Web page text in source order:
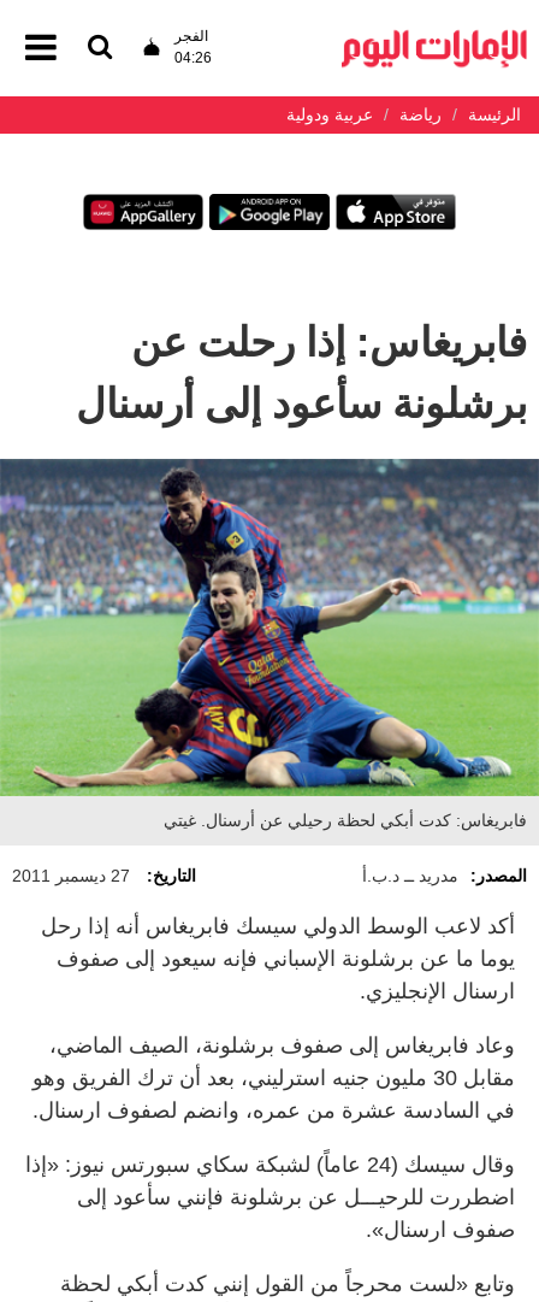
الفجر
04:26
الرئيسة رياضة عربية ودولية
فابريغاس: إذا رحلت عن
برشلونة سأعود إلى أرسنال
فابريغاس: كدت أبكي لحظة رحيلي عن أرسنال. غيتي
المصدر: مدريد ــ د.ب.أ التاريخ: 27 ديسمبر 2011
أكد لاعب الوسط الدولي سيسك فابريغاس أنه إذا رحل
يوما ما عن برشلونة الإسباني فإنه سيعود إلى صفوف
ارسنال الإنجليزي.
وعاد فابريغاس إلى صفوف برشلونة، الصيف الماضي،
مقابل 30 مليون جنيه استرليني، بعد أن ترك الفريق وهو
في السادسة عشرة من عمره، وانضم لصفوف ارسنال.
وقال سيسك (24 عاماً) لشبكة سكاي سبورتس نيوز: «إذا
اضطررت للرحيـــل عن برشلونة فإنني سأعود إلى
صفوف ارسنال».
وتابع «لست محرجاً من القول إنني كدت أبكي لحظة